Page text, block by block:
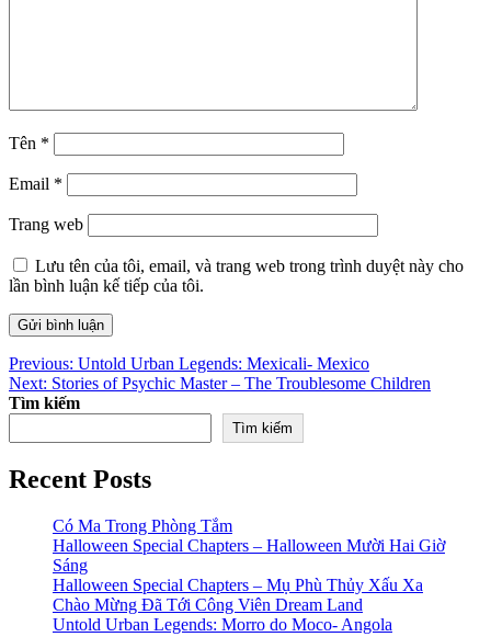
Tên *
Email *
Trang web
Lưu tên của tôi, email, và trang web trong trình duyệt này cho
lần bình luận kế tiếp của tôi.
Điều
hướng
Previous: Untold Urban Legends: Mexicali- Mexico
Next: Stories of Psychic Master – The Troublesome Children
Tìm kiếm
Tìm kiếm
Recent Posts
Có Ma Trong Phòng Tắm
Halloween Special Chapters – Halloween Mười Hai Giờ
Sáng
Halloween Special Chapters – Mụ Phù Thủy Xấu Xa
Chào Mừng Đã Tới Công Viên Dream Land
Untold Urban Legends: Morro do Moco- Angola